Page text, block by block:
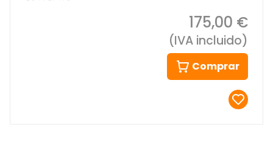
175,00 €
(IVA incluido)
Comprar